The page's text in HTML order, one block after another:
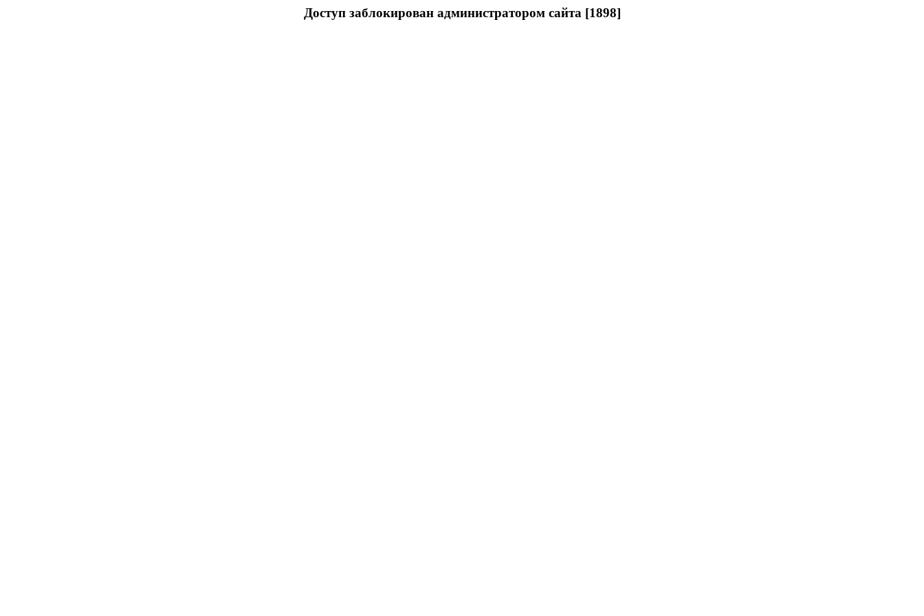
Доступ заблокирован администратором сайта [1898]